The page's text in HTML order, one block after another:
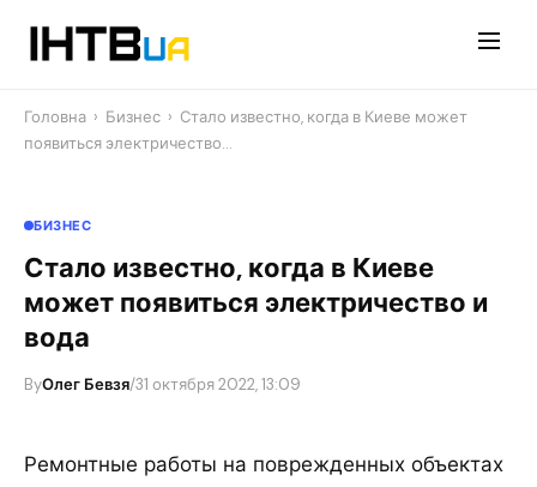
Головна › Бизнес › Стало известно, когда в Киеве может
появиться электричество…
БИЗНЕС
Стало известно, когда в Киеве
может появиться электричество и
вода
ByОлег Бевзя/31 октября 2022, 13:09
Ремонтные работы на поврежденных объектах